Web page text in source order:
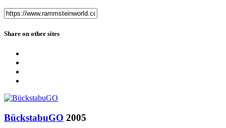
Share on other sites
BückstabuGO 2005